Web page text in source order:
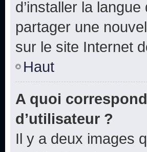
d’installer la
partager une
sur le site Internet
Haut
A quoi
d’utilisateur ?
Il y a deux images